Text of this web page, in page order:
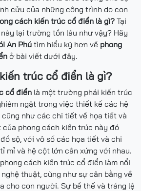
cửu của những công trình do con
cách kiến trúc cổ điển là gì? Tại
lại trường tồn lâu như vậy? Hãy
An Phú tìm hiểu kỹ hơn về phong
ở bài viết dưới đây.
trúc cổ điển là gì?
cổ điển là một trường phái kiến trúc
ngặt trong việc thiết kế các hệ
như các chi tiết về họa tiết và
phong cách kiến trúc này đó
sộ, với vô số các họa tiết và chi
mỉ và hệ cột lớn cân xứng với nhau.
cách kiến trúc cổ điển làm nổi
thuật, cũng như sự cân bằng về
cho con người. Sự bề thế và tráng lệ